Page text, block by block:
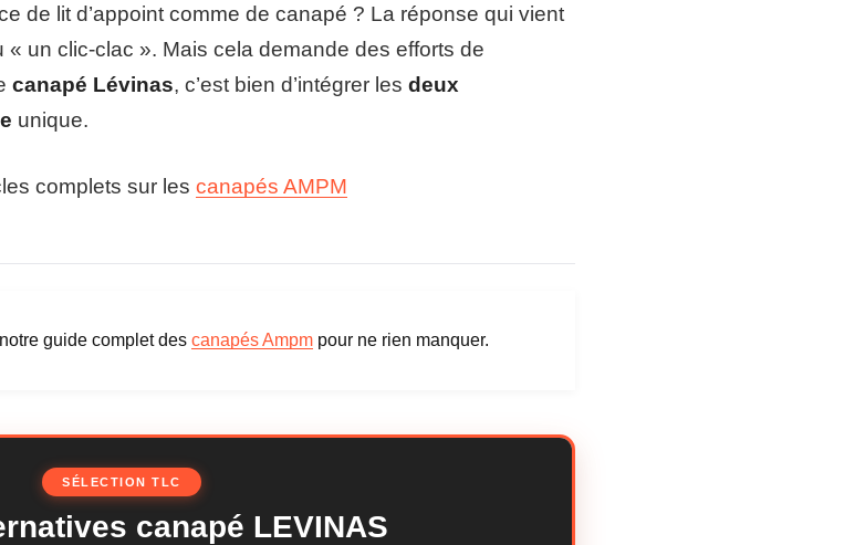
de lit d’appoint comme de canapé ? La réponse qui vient
« un clic-clac ». Mais cela demande des efforts de
canapé Lévinas, c’est bien d’intégrer les deux
unique.
complets sur les canapés AMPM
guide complet des canapés Ampm pour ne rien manquer.
SÉLECTION TLC
canapé LEVINAS